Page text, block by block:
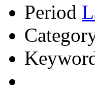
Period